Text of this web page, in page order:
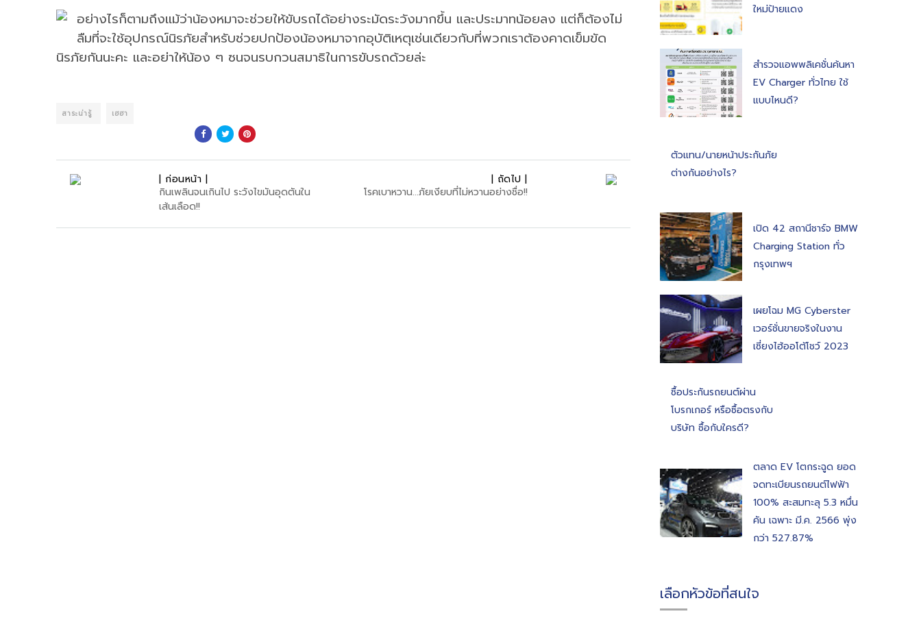
อย่างไรก็ตามถึงแม้ว่าน้องหมาจะช่วยให้ขับรถได้อย่างระมัดระวังมากขึ้น และประมาทน้อยลง แต่ก็ต้องไม่
ลืมที่จะใช้อุปกรณ์นิรภัยสำหรับช่วยปกป้องน้องหมาจากอุบัติเหตุเช่นเดียวกับที่พวกเราต้องคาดเข็มขัด
นิรภัยกันนะคะ และอย่าให้น้อง ๆ ซนจนรบกวนสมาธิในการขับรถด้วยล่ะ
สาระน่ารู้ เฮฮา
| ถัดไป |
โรคเบาหวาน...ภัยเงียบที่ไม่หวานอย่างชื่อ!!
| ก่อนหน้า |
กินเพลินจนเกินไป ระวังไขมันอุดตันใน
เส้นเลือด!!
ใหม่ป้ายแดง
สำรวจแอพพลิเคชั่นค้นหา
EV Charger ทั่วไทย ใช้
แบบไหนดี?
ตัวแทน/นายหน้าประกันภัย
ต่างกันอย่างไร?
เปิด 42 สถานีชาร์จ BMW
Charging Station ทั่ว
กรุงเทพฯ
เผยโฉม MG Cyberster
เวอร์ชั่นขายจริงในงาน
เซี่ยงไฮ้ออโต้โชว์ 2023
ซื้อประกันรถยนต์ผ่าน
โบรกเกอร์ หรือซื้อตรงกับ
บริษัท ซื้อกับใครดี?
ตลาด EV โตกระฉูด ยอด
จดทะเบียนรถยนต์ไฟฟ้า
100% สะสมทะลุ 5.3 หมื่น
คัน เฉพาะ มี.ค. 2566 พุ่ง
กว่า 527.87%
เลือกหัวข้อที่สนใจ